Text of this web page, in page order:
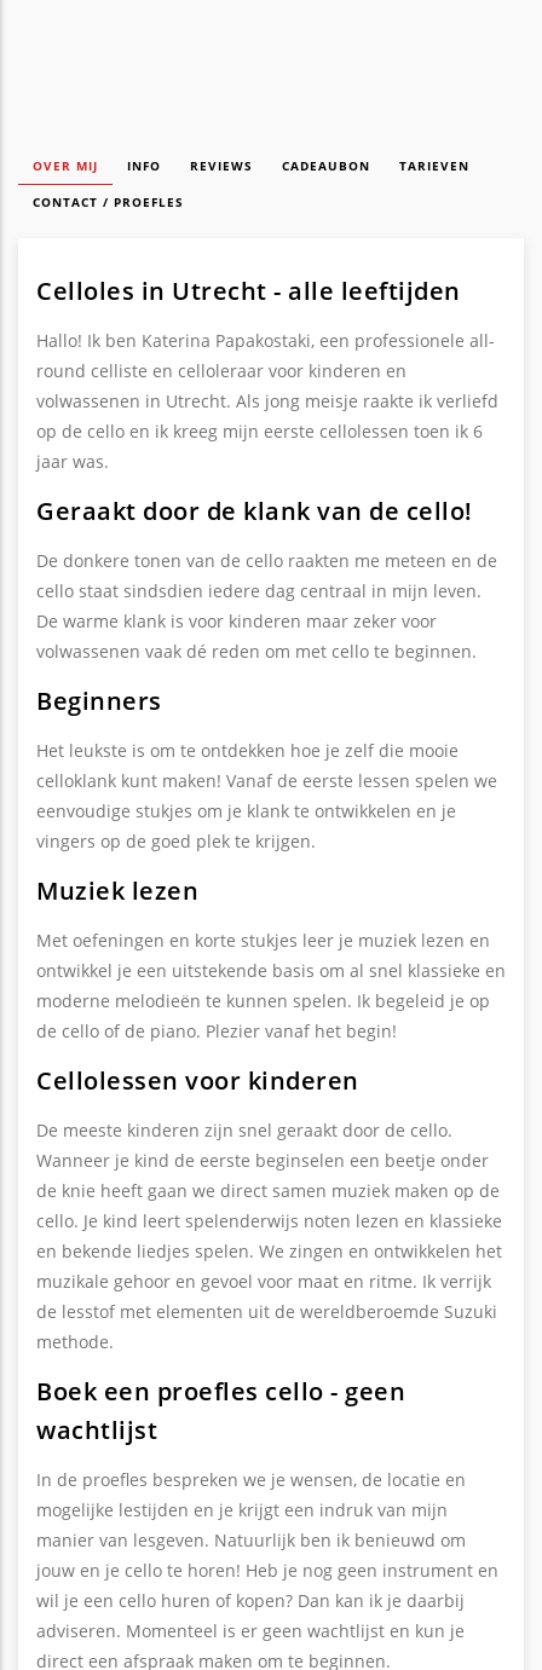
OVER MIJ INFO REVIEWS CADEAUBON TARIEVEN
CONTACT / PROEFLES
Celloles in Utrecht - alle leeftijden
Hallo! Ik ben Katerina Papakostaki, een professionele all-
round celliste en celloleraar voor kinderen en
volwassenen in Utrecht. Als jong meisje raakte ik verliefd
op de cello en ik kreeg mijn eerste cellolessen toen ik 6
jaar was.
Geraakt door de klank van de cello!
De donkere tonen van de cello raakten me meteen en de
cello staat sindsdien iedere dag centraal in mijn leven.
De warme klank is voor kinderen maar zeker voor
volwassenen vaak dé reden om met cello te beginnen.
Beginners
Het leukste is om te ontdekken hoe je zelf die mooie
celloklank kunt maken! Vanaf de eerste lessen spelen we
eenvoudige stukjes om je klank te ontwikkelen en je
vingers op de goed plek te krijgen.
Muziek lezen
Met oefeningen en korte stukjes leer je muziek lezen en
ontwikkel je een uitstekende basis om al snel klassieke en
moderne melodieën te kunnen spelen. Ik begeleid je op
de cello of de piano. Plezier vanaf het begin!
Cellolessen voor kinderen
De meeste kinderen zijn snel geraakt door de cello.
Wanneer je kind de eerste beginselen een beetje onder
de knie heeft gaan we direct samen muziek maken op de
cello. Je kind leert spelenderwijs noten lezen en klassieke
en bekende liedjes spelen. We zingen en ontwikkelen het
muzikale gehoor en gevoel voor maat en ritme. Ik verrijk
de lesstof met elementen uit de wereldberoemde Suzuki
methode.
Boek een proefles cello - geen
wachtlijst
In de proefles bespreken we je wensen, de locatie en
mogelijke lestijden en je krijgt een indruk van mijn
manier van lesgeven. Natuurlijk ben ik benieuwd om
jouw en je cello te horen! Heb je nog geen instrument en
wil je een cello huren of kopen? Dan kan ik je daarbij
adviseren. Momenteel is er geen wachtlijst en kun je
direct een afspraak maken om te beginnen.